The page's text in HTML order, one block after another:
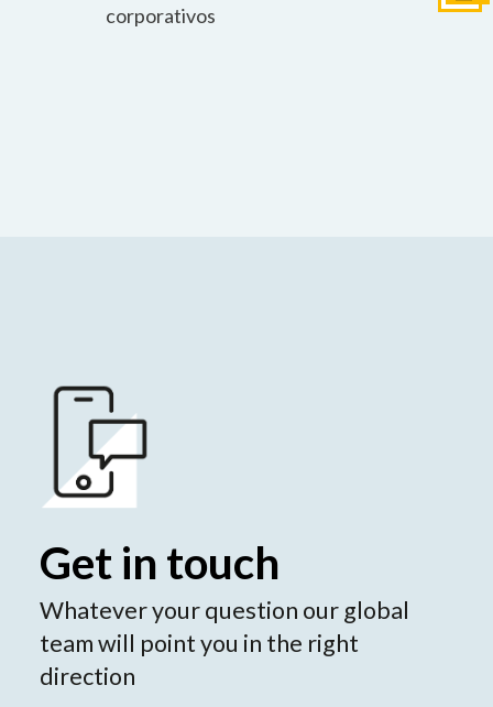
corporativos
Get in touch
Whatever your question our global
team will point you in the right
direction